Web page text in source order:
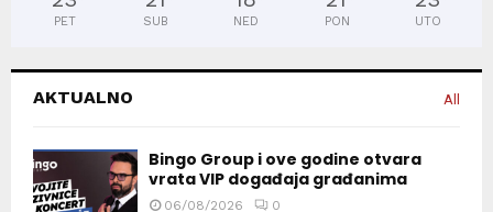
PET SUB NED PON UTO
AKTUALNO All
Bingo Group i ove godine otvara
vrata VIP događaja građanima
06/08/2026 0